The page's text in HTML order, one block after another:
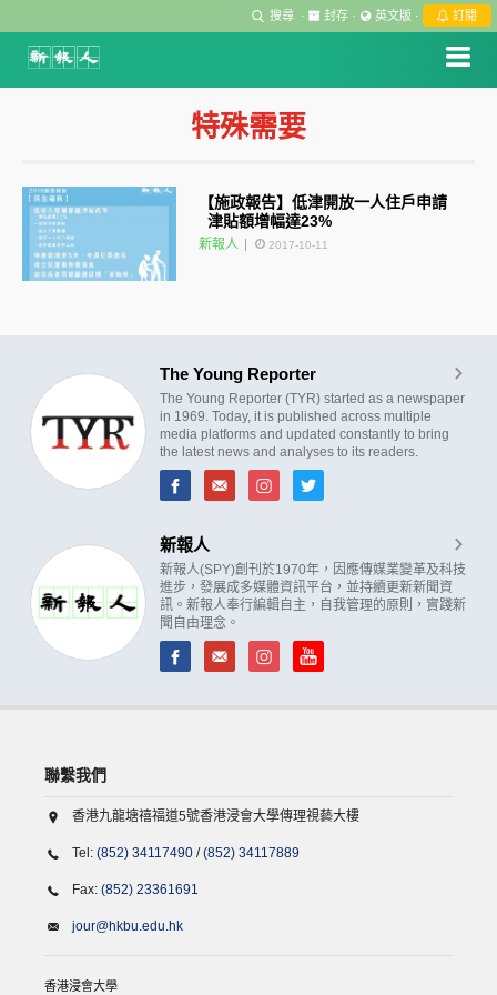
搜尋 · 封存 · 英文版 · 訂閱
特殊需要
【施政報告】低津開放一人住戶申請
津貼額增幅達23%
新報人 2017-10-11
The Young Reporter
The Young Reporter (TYR) started as a newspaper
in 1969. Today, it is published across multiple
media platforms and updated constantly to bring
the latest news and analyses to its readers.
新報人
新報人(SPY)創刊於1970年，因應傳媒業變革及科技
進步，發展成多媒體資訊平台，並持續更新新聞資
訊。新報人奉行編輯自主，自我管理的原則，實踐新
聞自由理念。
聯繫我們
香港九龍塘禧福道5號香港浸會大學傳理視藝大樓
Tel: (852) 34117490 /(852) 34117889
Fax: (852) 23361691
jour@hkbu.edu.hk
香港浸會大學